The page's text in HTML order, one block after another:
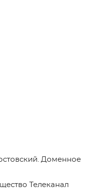
Доменное
Телеканал